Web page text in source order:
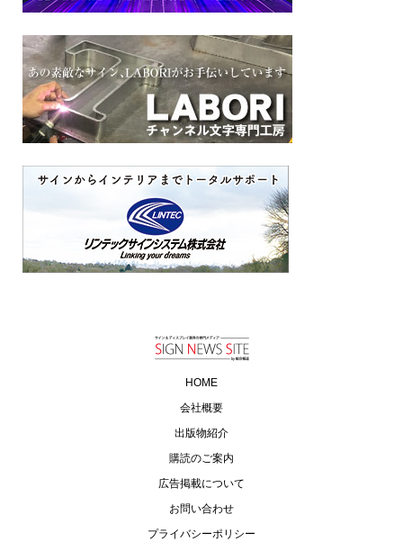
HOME
会社概要
出版物紹介
購読のご案内
広告掲載について
お問い合わせ
プライバシーポリシー